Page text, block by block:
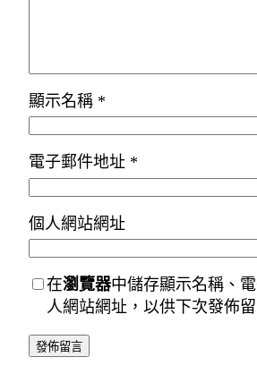
顯示名稱 *
電子郵件地址 *
個人網站網址
在瀏覽器中儲存顯示名稱、
人網站網址，以供下次發佈